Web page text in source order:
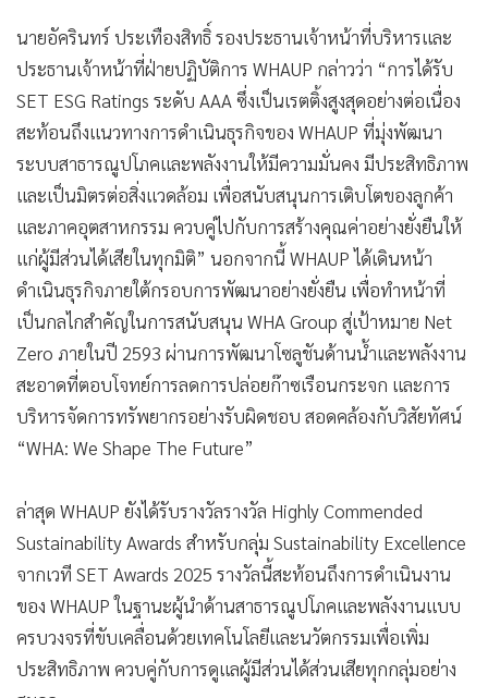
• News1
• Gotomanager
นายอัครินทร์ ประเทืองสิทธิ์ รองประธานเจ้าหน้าที่บริหารและ
ประธานเจ้าหน้าที่ฝ่ายปฏิบัติการ WHAUP กล่าวว่า “การได้รับ
SET ESG Ratings ระดับ AAA ซึ่งเป็นเรตติ้งสูงสุดอย่างต่อเนื่อง
สะท้อนถึงแนวทางการดำเนินธุรกิจของ WHAUP ที่มุ่งพัฒนา
ระบบสาธารณูปโภคและพลังงานให้มีความมั่นคง มีประสิทธิภาพ
และเป็นมิตรต่อสิ่งแวดล้อม เพื่อสนับสนุนการเติบโตของลูกค้า
และภาคอุตสาหกรรม ควบคู่ไปกับการสร้างคุณค่าอย่างยั่งยืนให้
แก่ผู้มีส่วนได้เสียในทุกมิติ” นอกจากนี้ WHAUP ได้เดินหน้า
ดำเนินธุรกิจภายใต้กรอบการพัฒนาอย่างยั่งยืน เพื่อทำหน้าที่
เป็นกลไกสำคัญในการสนับสนุน WHA Group สู่เป้าหมาย Net
Zero ภายในปี 2593 ผ่านการพัฒนาโซลูชันด้านน้ำและพลังงาน
สะอาดที่ตอบโจทย์การลดการปล่อยก๊าซเรือนกระจก และการ
บริหารจัดการทรัพยากรอย่างรับผิดชอบ สอดคล้องกับวิสัยทัศน์
“WHA: We Shape The Future”
ล่าสุด WHAUP ยังได้รับรางวัลรางวัล Highly Commended
Sustainability Awards สำหรับกลุ่ม Sustainability Excellence
จากเวที SET Awards 2025 รางวัลนี้สะท้อนถึงการดำเนินงาน
ของ WHAUP ในฐานะผู้นำด้านสาธารณูปโภคและพลังงานแบบ
ครบวงจรที่ขับเคลื่อนด้วยเทคโนโลยีและนวัตกรรมเพื่อเพิ่ม
ประสิทธิภาพ ควบคู่กับการดูแลผู้มีส่วนได้ส่วนเสียทุกกลุ่มอย่าง